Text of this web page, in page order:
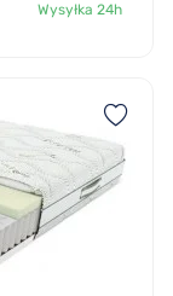
Wysyłka 24h